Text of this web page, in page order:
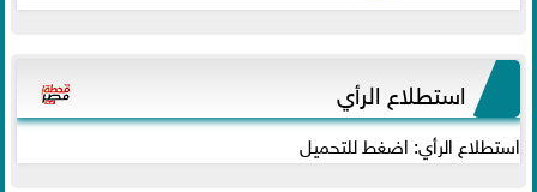
استطلاع الرأي
استطلاع الرأي: اضغط للتحميل